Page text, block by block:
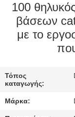
ΓΎΡΟΣ
ΈΛΕΓΧΟΣ
100
βάσεων
με το
Τόπος
καταγωγής:
Μάρκα: